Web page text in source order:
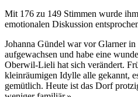
Mit 176 zu 149 Stimmen wurde
emotionalen Diskussion
Johanna Gündel war vor Glarner
aufgewachsen und habe eine
Oberwil-Lieli hat sich verändert.
kleinräumigen Idylle alle gekannt,
gemütlich. Heute ist das Dorf